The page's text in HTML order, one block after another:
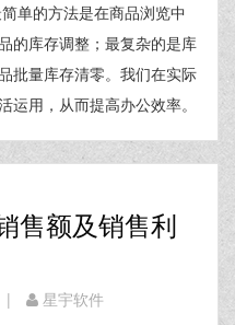
单的方法是在商品浏览中
的库存调整；最复杂的是库
批量库存清零。我们在实际
用，从而提高办公效率。
售额及销售利
| 星宇软件